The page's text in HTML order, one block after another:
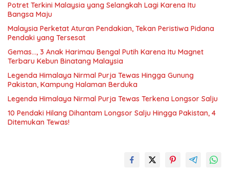
Potret Terkini Malaysia yang Selangkah Lagi Karena Itu
Bangsa Maju
Malaysia Perketat Aturan Pendakian, Tekan Peristiwa Pidana
Pendaki yang Tersesat
Gemas…, 3 Anak Harimau Bengal Putih Karena Itu Magnet
Terbaru Kebun Binatang Malaysia
Legenda Himalaya Nirmal Purja Tewas Hingga Gunung
Pakistan, Kampung Halaman Berduka
Legenda Himalaya Nirmal Purja Tewas Terkena Longsor Salju
10 Pendaki Hilang Dihantam Longsor Salju Hingga Pakistan, 4
Ditemukan Tewas!